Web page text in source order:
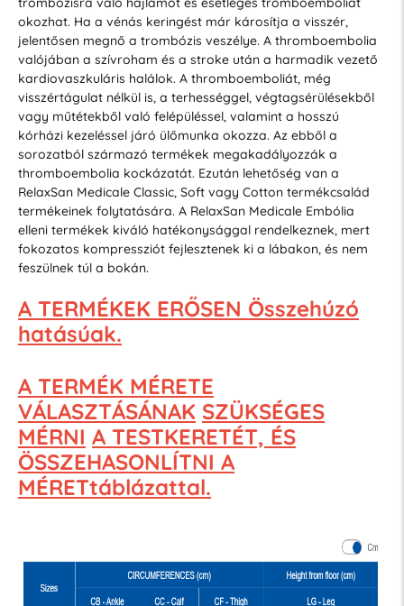
okozhat. Ha a vénás keringést már károsítja a visszér,
jelentősen megnő a trombózis veszélye. A thromboembolia
valójában a szívroham és a stroke után a harmadik vezető
kardiovaszkuláris halálok. A thromboemboliát, még
visszértágulat nélkül is, a terhességgel, végtagsérülésekből
vagy műtétekből való felépüléssel, valamint a hosszú
kórházi kezeléssel járó ülőmunka okozza. Az ebből a
sorozatból származó termékek megakadályozzák a
thromboembolia kockázatát. Ezután lehetőség van a
RelaxSan Medicale Classic, Soft vagy Cotton termékcsalád
termékeinek folytatására. A RelaxSan Medicale Embólia
elleni termékek kiváló hatékonysággal rendelkeznek, mert
fokozatos kompressziót fejlesztenek ki a lábakon, és nem
feszülnek túl a bokán.
A TERMÉKEK ERŐSEN Összehúzó
hatásúak.
A TERMÉK MÉRETE
VÁLASZTÁSÁNAK SZÜKSÉGES
MÉRNI A TESTKERETÉT, ÉS
ÖSSZEHASONLÍTNI A
MÉRETtáblázattal.